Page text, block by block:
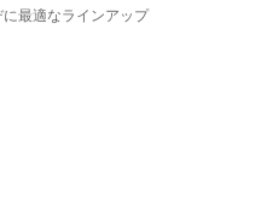
最適なラインアップ